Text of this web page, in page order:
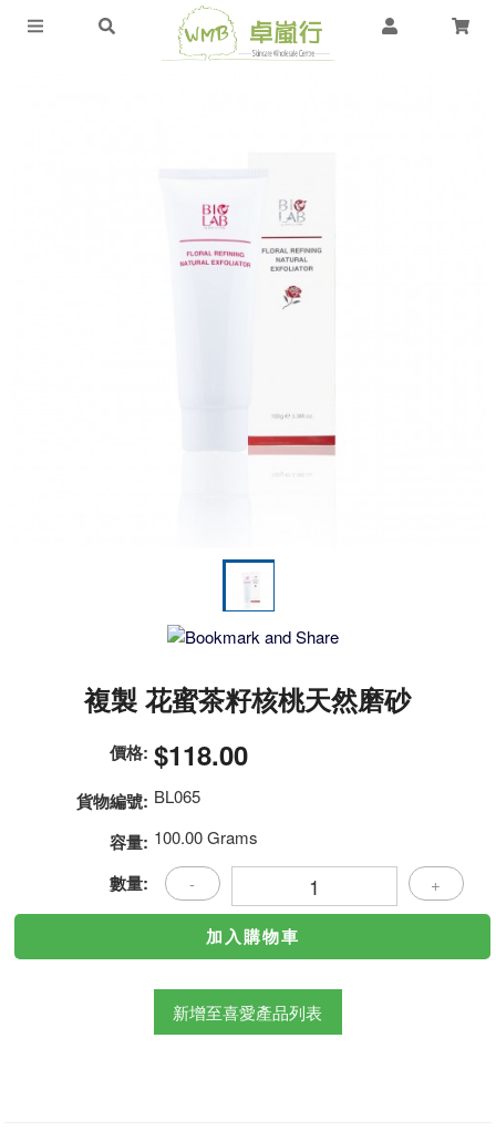
複製 花蜜茶籽核桃天然磨砂
價格: $118.00
貨物編號: BL065
容量: 100.00 Grams
數量: - +
新增至喜愛產品列表